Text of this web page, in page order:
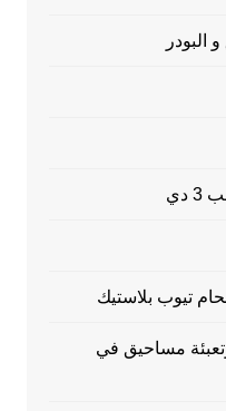
البودر
دي
تيوب بلاستيك
مساحيق في